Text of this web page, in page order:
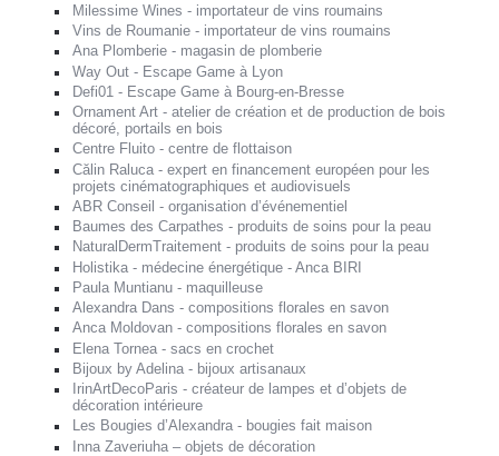
Milessime Wines - importateur de vins roumains
Vins de Roumanie - importateur de vins roumains
Ana Plomberie - magasin de plomberie
Way Out - Escape Game à Lyon
Defi01 - Escape Game à Bourg-en-Bresse
Ornament Art - atelier de création et de production de bois
décoré, portails en bois
Centre Fluito - centre de flottaison
Călin Raluca - expert en financement européen pour les
projets cinématographiques et audiovisuels
ABR Conseil - organisation d’événementiel
Baumes des Carpathes - produits de soins pour la peau
NaturalDermTraitement - produits de soins pour la peau
Holistika - médecine énergétique - Anca BIRI
Paula Muntianu - maquilleuse
Alexandra Dans - compositions florales en savon
Anca Moldovan - compositions florales en savon
Elena Tornea - sacs en crochet
Bijoux by Adelina - bijoux artisanaux
IrinArtDecoParis - créateur de lampes et d’objets de
décoration intérieure
Les Bougies d’Alexandra - bougies fait maison
Inna Zaveriuha – objets de décoration